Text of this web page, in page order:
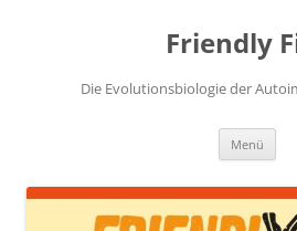
Friendly
Die Evolutionsbiologie der
Menü